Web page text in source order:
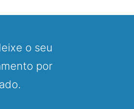
imobilizados e o crescimento
do sistema. Em suma, um
o seu
por